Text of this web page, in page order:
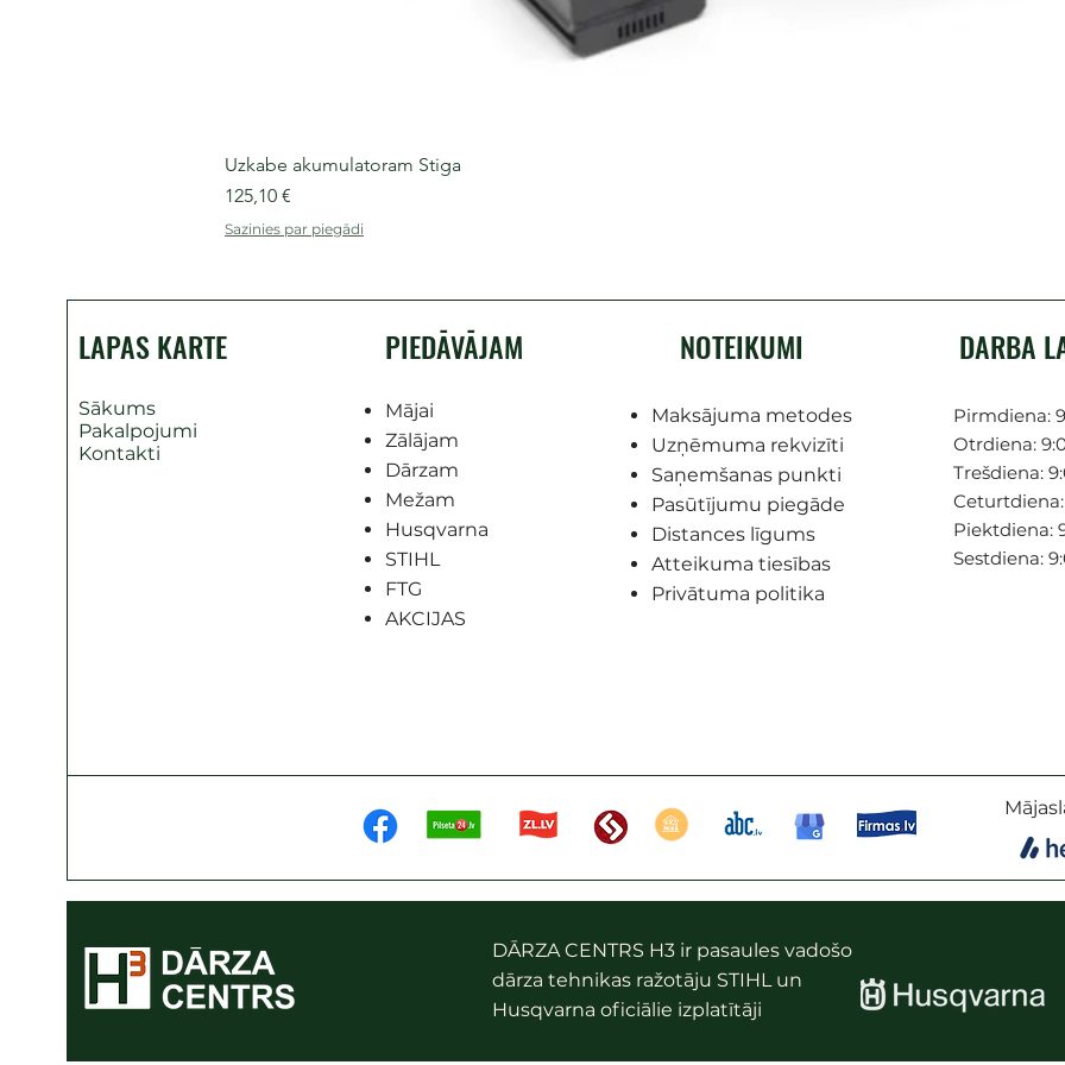
Uzkabe akumulatoram Stiga
Cena
125,10 €
Sazinies par piegādi
LAPAS KARTE
Sākums
Pakalpojumi
Kontakti
PIEDĀVĀJAM
Mājai
Zālājam
Dārzam
Mežam
Husqvarna
STIHL
FTG
AKCIJAS
NOTEIKUMI
Maksājuma metodes
Uzņēmuma rekvizīti
Saņemšanas punkti
Pasūtījumu piegāde
Distances līgums
Atteikuma tiesības
Privātuma politika
DARBA
Pirmdiena:
Otrdiena:
Trešdiena:
Ceturtdiena:
Piektdiena:
Sestdiena:
DĀRZA CENTRS H3 ir pasaules vadošo
dārza tehnikas ražotāju STIHL un
Husqvarna oficiālie izplatītāji